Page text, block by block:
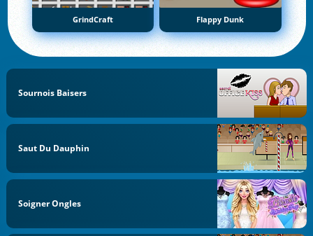
GrindCraft Flappy Dunk
Sournois Baisers
Saut Du Dauphin
Soigner Ongles